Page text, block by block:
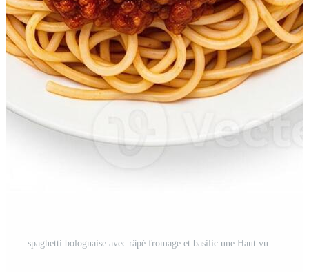
spaghetti bolognaise avec râpé fromage et basilic une Haut vue de italien Pâtes dans une blanc bol haute qualité professionnel Photo Pro